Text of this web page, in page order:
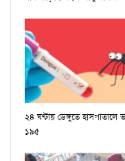
২৪ ঘণ্টায় ডেঙ্গুতে হাসপাতালে
১৯৫